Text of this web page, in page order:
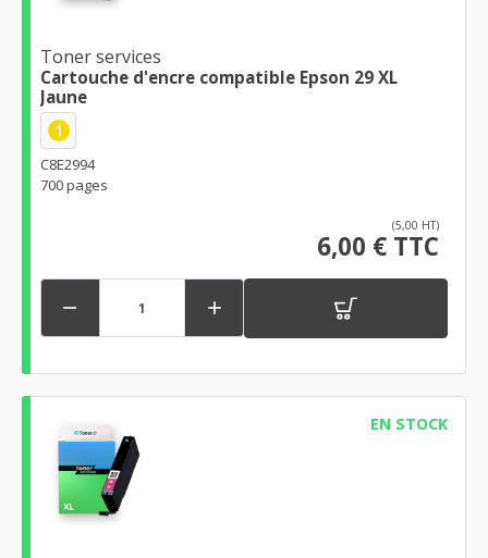
Toner services
Cartouche d'encre compatible Epson 29 XL
Jaune
1
C8E2994
700 pages
(5,00 HT)
6,00 € TTC
 
EN STOCK